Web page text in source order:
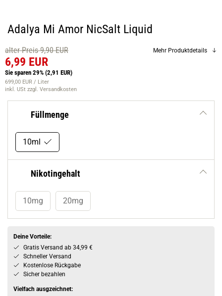
Adalya Mi Amor NicSalt Liquid
alter Preis 9,90 EUR
6,99 EUR
Sie sparen 29% (2,91 EUR)
699,00 EUR / Liter
inkl. USt zzgl. Versandkosten
Mehr Produktdetails
Füllmenge
10ml
Nikotingehalt
10mg 20mg
Deine Vorteile:
Gratis Versand ab 34,99 €
Schneller Versand
Kostenlose Rückgabe
Sicher bezahlen
Vielfach ausgzeichnet: